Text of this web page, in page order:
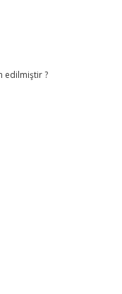
edilmiştir ?